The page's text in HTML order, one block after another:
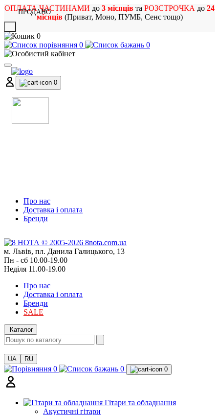
ОПЛАТА ЧАСТИНАМИ до 3 місяців та РОЗСТРОЧКА до 24
місяців(Приват, Моно, ПУМБ, Сенс тощо)
0
0
0
0
Про нас
Доставка і оплата
Бренди
м. Львів, пл. Данила Галицького, 13
Пн - сб 10.00-19.00
Неділя 11.00-19.00
Про нас
Доставка і оплата
Бренди
SALE
Каталог
UA RU
0 0 0
Гітари та обладнання
Акустичні гітари
ПРОДАНО